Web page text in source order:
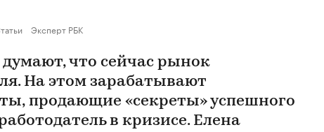
Эксперт РБК
что сейчас рынок
На этом зарабатывают
продающие «секреты» успешного
в кризисе. Елена